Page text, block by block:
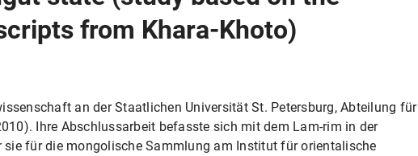
from Khara-Khoto)
an der Staatlichen Universität St. Petersburg, Abteilung für
Ihre Abschlussarbeit befasste sich mit dem Lam-rim in der
für die mongolische Sammlung am Institut für orientalische